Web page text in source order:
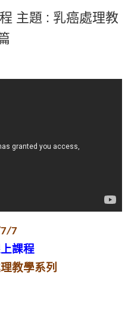
主題 : 乳癌處理教
7
課程
教學系列